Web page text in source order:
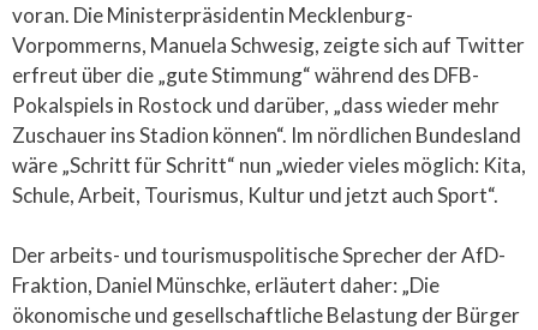
voran. Die Ministerpräsidentin Mecklenburg-
Vorpommerns, Manuela Schwesig, zeigte sich auf Twitter
erfreut über die „gute Stimmung“ während des DFB-
Pokalspiels in Rostock und darüber, „dass wieder mehr
Zuschauer ins Stadion können“. Im nördlichen Bundesland
wäre „Schritt für Schritt“ nun „wieder vieles möglich: Kita,
Schule, Arbeit, Tourismus, Kultur und jetzt auch Sport“.
Der arbeits- und tourismuspolitische Sprecher der AfD-
Fraktion, Daniel Münschke, erläutert daher: „Die
ökonomische und gesellschaftliche Belastung der Bürger